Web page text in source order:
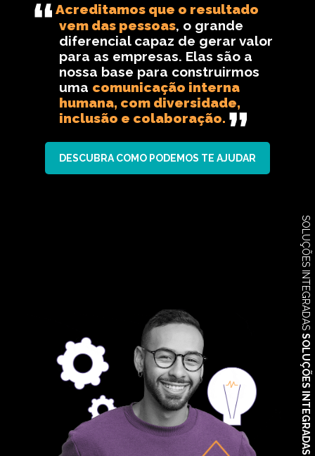
Acreditamos que o resultado
vem das pessoas, o grande
diferencial capaz de gerar valor
para as empresas. Elas são a
nossa base para construirmos
uma comunicação interna
humana, com diversidade,
inclusão e colaboração.
DESCUBRA COMO PODEMOS TE AJUDAR
SOLUÇÕES INTEGRADAS
SOLUÇÕES INTEGRADAS